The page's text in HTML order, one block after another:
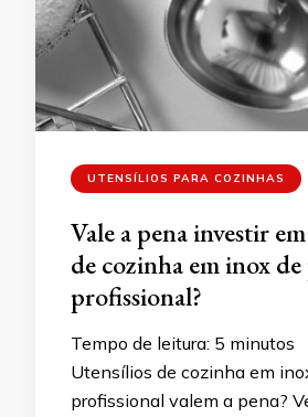
UTENSÍLIOS PARA COZINHAS
Vale a pena investir
de cozinha em inox
profissional?
Tempo de leitura: 5 minutos
Utensílios de cozinha em
profissional valem a pena?